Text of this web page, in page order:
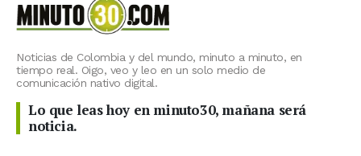
Noticias de Colombia y del mundo, minuto a minuto, en
tiempo real. Oigo, veo y leo en un solo medio de
comunicación nativo digital.
Lo que leas hoy en minuto30, mañana será
noticia.